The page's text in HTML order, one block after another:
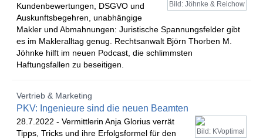
Bild: Jöhnke & Reichow
Kundenbewertungen, DSGVO und
Auskunftsbegehren, unabhängige
Makler und Abmahnungen: Juristische Spannungsfelder gibt
es im Makleralltag genug. Rechtsanwalt Björn Thorben M.
Jöhnke hilft im neuen Podcast, die schlimmsten
Haftungsfallen zu beseitigen.
Vertrieb & Marketing
PKV: Ingenieure sind die neuen Beamten
Bild: KVoptimal
28.7.2022 - Vermittlerin Anja Glorius verrät
Tipps, Tricks und ihre Erfolgsformel für den